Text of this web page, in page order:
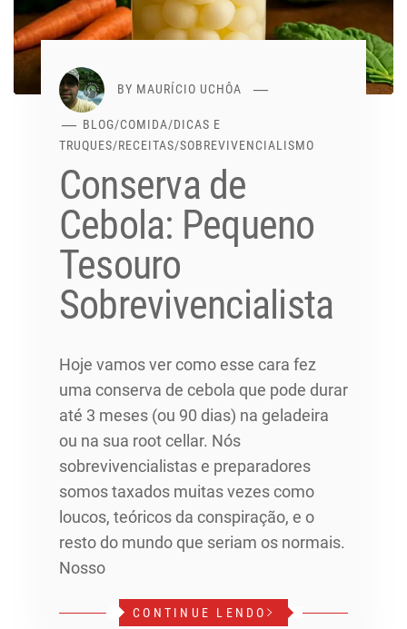
BY MAURÍCIO UCHÔA
BLOG/COMIDA/DICAS E
TRUQUES/RECEITAS/SOBREVIVENCIALISMO
Conserva de
Cebola: Pequeno
Tesouro
Sobrevivencialista
Hoje vamos ver como esse cara fez
uma conserva de cebola que pode durar
até 3 meses (ou 90 dias) na geladeira
ou na sua root cellar. Nós
sobrevivencialistas e preparadores
somos taxados muitas vezes como
loucos, teóricos da conspiração, e o
resto do mundo que seriam os normais.
Nosso
CONTINUE LENDO